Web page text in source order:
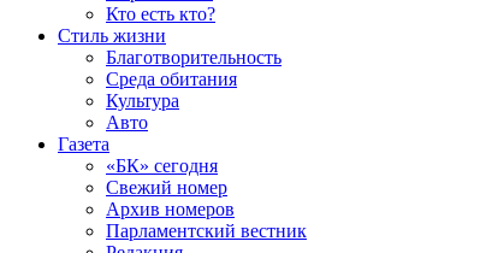
Кто есть кто?
Стиль жизни
Благотворительность
Среда обитания
Культура
Авто
Газета
«БК» сегодня
Свежий номер
Архив номеров
Парламентский вестник